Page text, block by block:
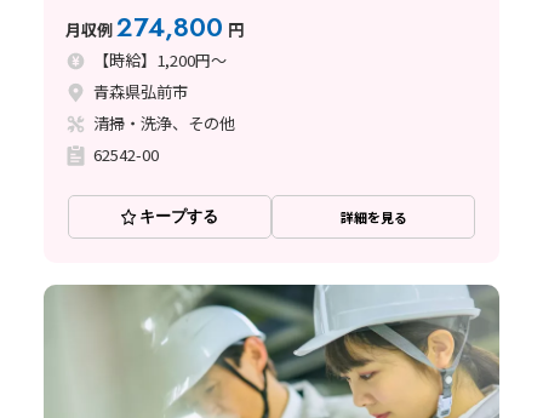
月収例274,800 円
【時給】1,200円～
青森県弘前市
清掃・洗浄、その他
62542-00
キープする 詳細を見る